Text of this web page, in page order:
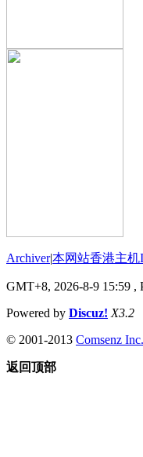
Archiver|本网站香港主机
GMT+8, 2026-8-9 15:59 ,
Powered by Discuz! X3.2
© 2001-2013 Comsenz Inc.
返回顶部